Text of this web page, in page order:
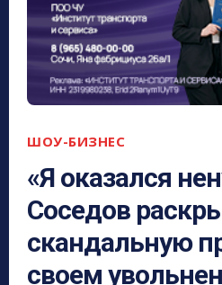
ШОУ-БИЗНЕС
«Я оказался
Соседов
скандальную
своем